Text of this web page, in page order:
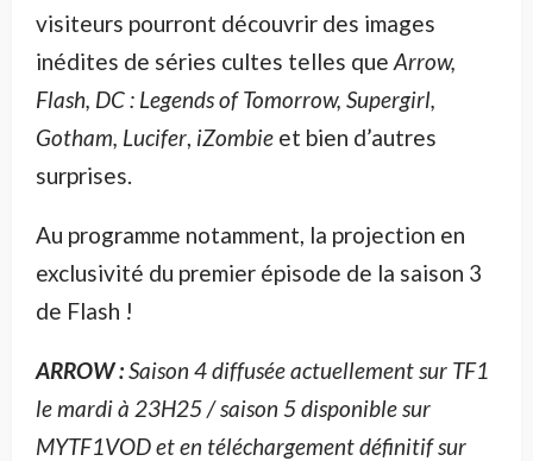
visiteurs pourront découvrir des images
inédites de séries cultes telles que Arrow,
Flash, DC : Legends of Tomorrow, Supergirl,
Gotham, Lucifer iZombie et bien d’autres
surprises.
Au programme notamment, la projection en
exclusivité du premier épisode de la saison 3
de Flash !
ARROW :Saison 4 diffusée actuellement sur TF1
le mardi à 23H25 / saison 5 disponible sur
MYTF1VOD et en téléchargement définitif sur